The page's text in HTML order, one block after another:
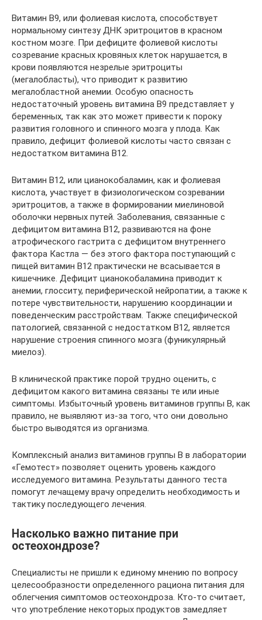
Витамин B9, или фолиевая кислота, способствует
нормальному синтезу ДНК эритроцитов в красном
костном мозге. При дефиците фолиевой кислоты
созревание красных кровяных клеток нарушается, в
крови появляются незрелые эритроциты
(мегалобласты), что приводит к развитию
мегалобластной анемии. Особую опасность
недостаточный уровень витамина B9 представляет у
беременных, так как это может привести к пороку
развития головного и спинного мозга у плода. Как
правило, дефицит фолиевой кислоты часто связан с
недостатком витамина B12.
Витамин B12, или цианокобаламин, как и фолиевая
кислота, участвует в физиологическом созревании
эритроцитов, а также в формировании миелиновой
оболочки нервных путей. Заболевания, связанные с
дефицитом витамина B12, развиваются на фоне
атрофического гастрита с дефицитом внутреннего
фактора Кастла — без этого фактора поступающий с
пищей витамин B12 практически не всасывается в
кишечнике. Дефицит цианокобаламина приводит к
анемии, глосситу, периферической нейропатии, а также к
потере чувствительности, нарушению координации и
поведенческим расстройствам. Также специфической
патологией, связанной с недостатком B12, является
нарушение строения спинного мозга (фуникулярный
миелоз).
В клинической практике порой трудно оценить, с
дефицитом какого витамина связаны те или иные
симптомы. Избыточный уровень витаминов группы B, как
правило, не выявляют из-за того, что они довольно
быстро выводятся из организма.
Комплексный анализ витаминов группы B в лаборатории
«Гемотест» позволяет оценить уровень каждого
исследуемого витамина. Результаты данного теста
помогут лечащему врачу определить необходимость и
тактику последующего лечения.
Насколько важно питание при
остеохондрозе?
Специалисты не пришли к единому мнению по вопросу
целесообразности определенного рациона питания для
облегчения симптомов остеохондроза. Кто-то считает,
что употребление некоторых продуктов замедляет